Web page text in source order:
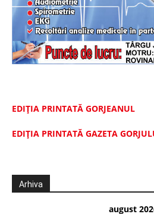
EDIȚIA PRINTATĂ GORJEANUL
EDIŢIA PRINTATĂ GAZETA
Arhiva
august